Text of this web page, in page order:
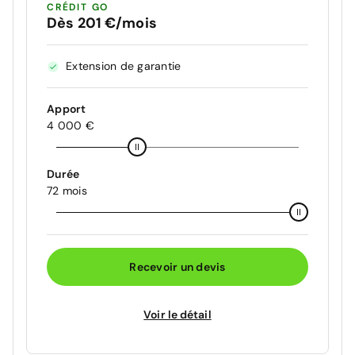
CRÉDIT GO
Dès 201 €/mois
Extension de garantie
Apport
4 000 €
Durée
72 mois
Recevoir un devis
Voir le détail